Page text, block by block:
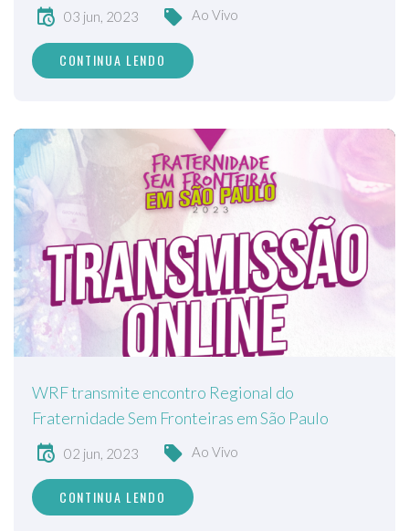
03 jun, 2023 Ao Vivo
CONTINUA LENDO
WRF transmite encontro Regional do
Fraternidade Sem Fronteiras em São Paulo
02 jun, 2023 Ao Vivo
CONTINUA LENDO